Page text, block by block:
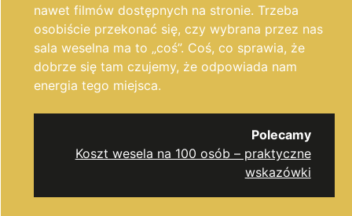
nawet filmów dostępnych na stronie. Trzeba
osobiście przekonać się, czy wybrana przez nas
sala weselna ma to „coś”. Coś, co sprawia, że
dobrze się tam czujemy, że odpowiada nam
energia tego miejsca.
Polecamy
Koszt wesela na 100 osób – praktyczne
wskazówki